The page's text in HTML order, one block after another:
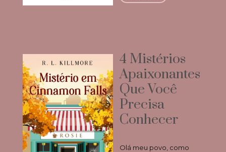
4 Mistérios
Apaixonantes
Que Você
Precisa
Conhecer
Olá meu povo, como